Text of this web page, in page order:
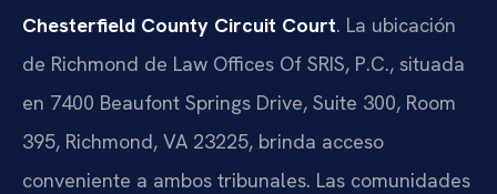
Chesterfield County Circuit Court. La ubicación
de Richmond de Law Offices Of SRIS, P.C., situada
en 7400 Beaufont Springs Drive, Suite 300, Room
395, Richmond, VA 23225, brinda acceso
conveniente a ambos tribunales. Las comunidades